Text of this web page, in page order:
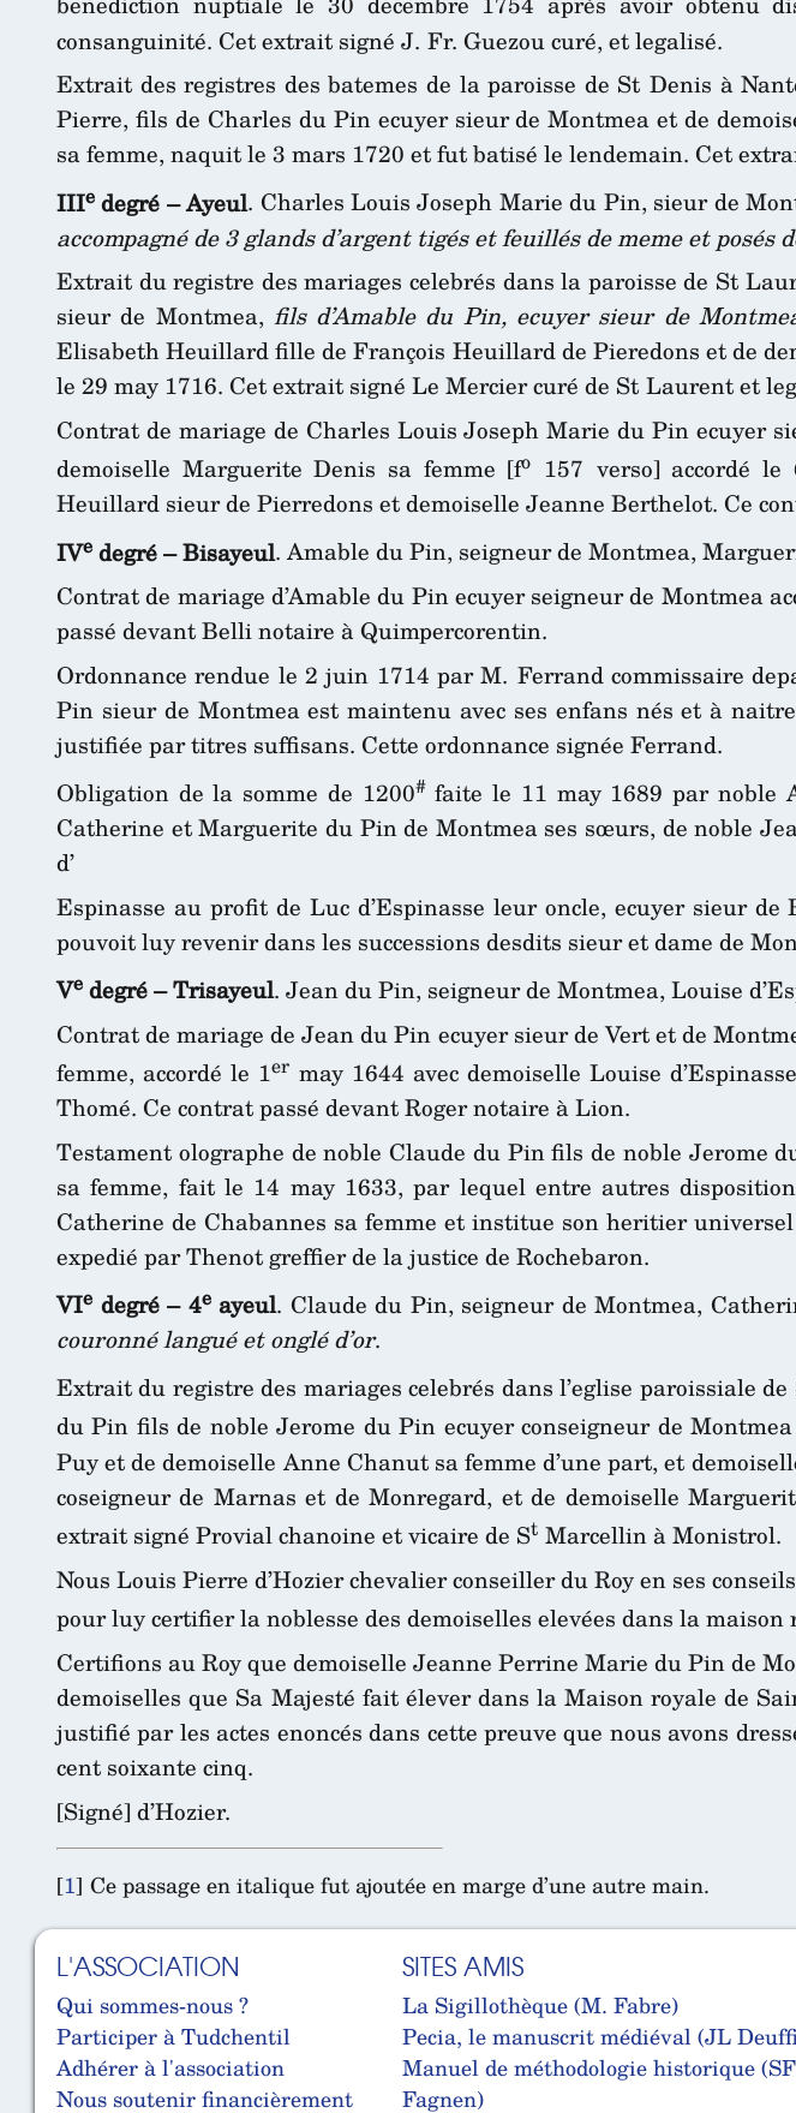
consanguinité. Cet extrait signé J. Fr. Guezou curé, et legalisé.
Extrait des registres des batemes de la paroisse de St Denis à
Pierre, fils de Charles du Pin ecuyer sieur de Montmea et de
sa femme, naquit le 3 mars 1720 et fut batisé le lendemain. Cet
IIIe degré – Ayeul. Charles Louis Joseph Marie du Pin, sieur de
accompagné de 3 glands d’argent tigés et feuillés de meme et posés
Extrait du registre des mariages celebrés dans la paroisse de St
sieur de Montmea, fils d’Amable du Pin, ecuyer sieur de
Elisabeth Heuillard fille de François Heuillard de Pieredons et de
le 29 may 1716. Cet extrait signé Le Mercier curé de St Laurent et
Contrat de mariage de Charles Louis Joseph Marie du Pin ecuyer
demoiselle Marguerite Denis sa femme [fo 157 verso] accordé
Heuillard sieur de Pierredons et demoiselle Jeanne Berthelot. Ce
IVe degré – Bisayeul. Amable du Pin, seigneur de Montmea,
Contrat de mariage d’Amable du Pin ecuyer seigneur de Montmea
passé devant Belli notaire à Quimpercorentin.
Ordonnance rendue le 2 juin 1714 par M. Ferrand commissaire
Pin sieur de Montmea est maintenu avec ses enfans nés et à
justifiée par titres suffisans. Cette ordonnance signée Ferrand.
Obligation de la somme de 1200#faite le 11 may 1689 par noble
Catherine et Marguerite du Pin de Montmea ses sœurs, de noble
d’
Espinasse au profit de Luc d’Espinasse leur oncle, ecuyer sieur
pouvoit luy revenir dans les successions desdits sieur et dame de
Ve degré – Trisayeul. Jean du Pin, seigneur de Montmea, Louise
Contrat de mariage de Jean du Pin ecuyer sieur de Vert et de
femme, accordé le 1er may 1644 avec demoiselle Louise
Thomé. Ce contrat passé devant Roger notaire à Lion.
Testament olographe de noble Claude du Pin fils de noble Jerome
sa femme, fait le 14 may 1633, par lequel entre autres
Catherine de Chabannes sa femme et institue son heritier
expedié par Thenot greffier de la justice de Rochebaron.
VIe degré – 4eayeul. Claude du Pin, seigneur de Montmea,
couronné langué et onglé d’or.
Extrait du registre des mariages celebrés dans l’eglise paroissiale de
du Pin fils de noble Jerome du Pin ecuyer conseigneur de
Puy et de demoiselle Anne Chanut sa femme d’une part, et
coseigneur de Marnas et de Monregard, et de demoiselle
extrait signé Provial chanoine et vicaire de St Marcellin à Monistrol.
Nous Louis Pierre d’Hozier chevalier conseiller du Roy en ses
pour luy certifier la noblesse des demoiselles elevées dans la maison
Certifions au Roy que demoiselle Jeanne Perrine Marie du Pin de
demoiselles que Sa Majesté fait élever dans la Maison royale de
justifié par les actes enoncés dans cette preuve que nous avons
cent soixante cinq.
[Signé] d’Hozier.
[1] Ce passage en italique fut ajoutée en marge d’une autre main.
L'ASSOCIATION
Qui sommes-nous ?
Participer à Tudchentil
Adhérer à l'association
Nous soutenir financièrement
SITES AMIS
La Sigillothèque (M. Fabre)
Pecia, le manuscrit médiéval (JL
Manuel de méthodologie historique
Fagnen)